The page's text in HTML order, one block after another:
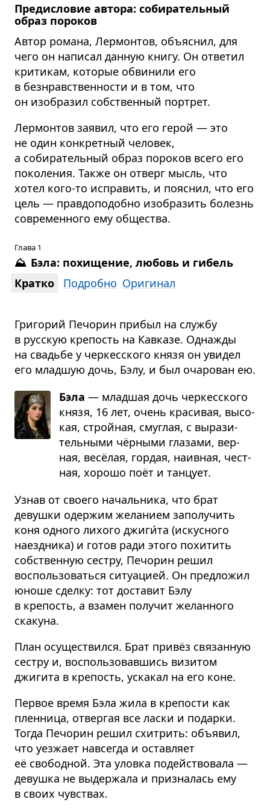
Предисловие автора: собирательный
образ пороков
Автор романа, Лермонтов, объяснил, для
чего он написал данную книгу. Он ответил
критикам, которые обвинили его
в безнравственности и в том, что
он изобразил собственный портрет.
Лермонтов заявил, что его герой — это
не один конкретный человек,
а собирательный образ пороков всего его
поколения. Также он отверг мысль, что
хотел кого-то исправить, и пояснил, что его
цель — правдоподобно изобразить болезнь
современного ему общества.
Глава 1
⛰️ Бэла: похищение, любовь и гибель
Кратко
Подробно Оригинал
Григорий Печорин прибыл на службу
в русскую крепость на Кавказе. Однажды
на свадьбе у черкесского князя он увидел
его младшую дочь, Бэлу, и был очарован ею.
Бэла — млад­шая дочь чер­кес­ского
князя, 16 лет, очень кра­си­вая, высо­
кая, строй­ная, смуг­лая, с выра­зи­
тель­ными чёр­ными гла­зами, вер­
ная, весёлая, гор­дая, наив­ная, чест­
ная, хорошо поёт и тан­цует.
Узнав от своего начальника, что брат
девушки одержим желанием заполучить
коня одного лихого джиги́та (искусного
наездника) и готов ради этого похитить
собственную сестру, Печорин решил
воспользоваться ситуацией. Он предложил
юноше сделку: тот доставит Бэлу
в крепость, а взамен получит желанного
скакуна.
План осуществился. Брат привёз связанную
сестру и, воспользовавшись визитом
джигита в крепость, ускакал на его коне.
Первое время Бэла жила в крепости как
пленница, отвергая все ласки и подарки.
Тогда Печорин решил схитрить: объявил,
что уезжает навсегда и оставляет
её свободной. Эта уловка подействовала —
девушка не выдержала и призналась ему
в своих чувствах.